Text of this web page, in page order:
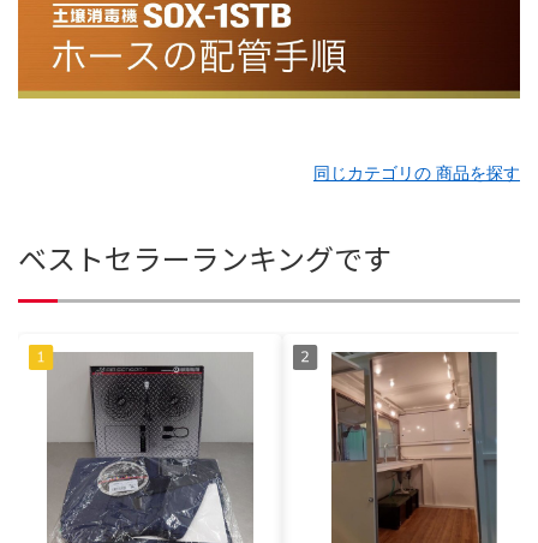
同じカテゴリの 商品を探す
ベストセラーランキングです